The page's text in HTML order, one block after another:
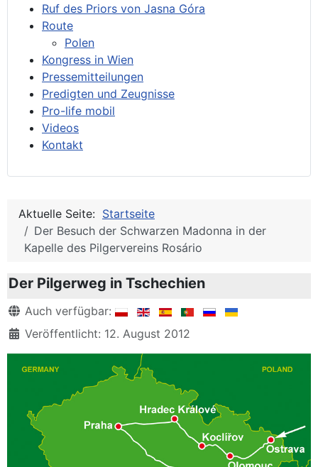
Ruf des Priors von Jasna Góra
Route
Polen
Kongress in Wien
Pressemitteilungen
Predigten und Zeugnisse
Pro-life mobil
Videos
Kontakt
Aktuelle Seite: Startseite
Der Besuch der Schwarzen Madonna in der
Kapelle des Pilgervereins Rosário
Der Pilgerweg in Tschechien
DetailsAuch verfügbar:
Veröffentlicht: 12. August 2012